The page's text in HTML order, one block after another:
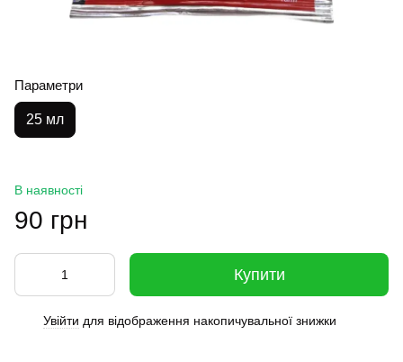
Параметри
25 мл
В наявності
90 грн
Купити
Увійти для відображення накопичувальної знижки